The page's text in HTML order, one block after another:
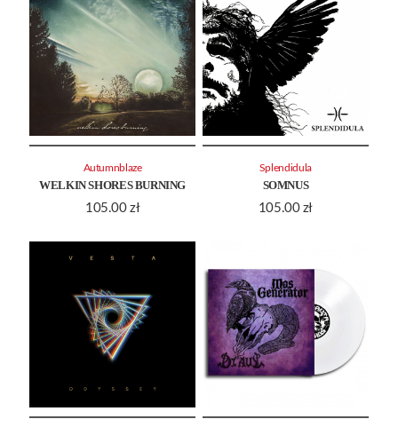
WELKIN SHORES BURNING
105.00 zł
Autumnblaze
SOMNUS
105.00 zł
Splendidula